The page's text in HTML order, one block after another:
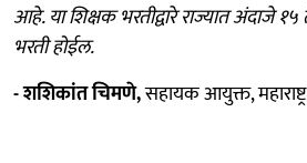
आहे. या शिक्षक भरतीद्वारे राज्यात अंदाजे
भरती होईल.
- शशिकांत चिमणे,सहायक आयुक्त,